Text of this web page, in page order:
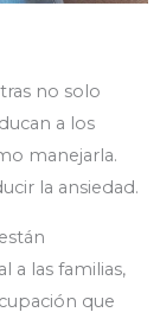
no solo
a los
manejarla.
la ansiedad.
a las familias,
que